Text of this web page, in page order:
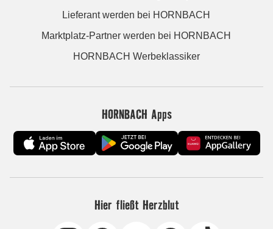
Lieferant werden bei HORNBACH
Marktplatz-Partner werden bei HORNBACH
HORNBACH Werbeklassiker
HORNBACH Apps
Hier fließt Herzblut